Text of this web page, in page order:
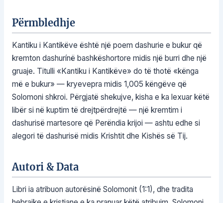
Përmbledhje
Kantiku i Kantikëve është një poem dashurie e bukur që
kremton dashurínë bashkëshortore midis një burri dhe një
gruaje. Titulli «Kantiku i Kantikëve» do të thotë «kënga
më e bukur» — kryevepra midis 1,005 këngëve që
Solomoni shkroi. Përgjatë shekujve, kisha e ka lexuar këtë
libër si në kuptim të drejtpërdrejtë — një kremtim i
dashurisë martesore që Perëndia krijoi — ashtu edhe si
alegori të dashurisë midis Krishtit dhe Kishës së Tij.
Autori & Data
Libri ia atribuon autorësinë Solomonit (1:1), dhe tradita